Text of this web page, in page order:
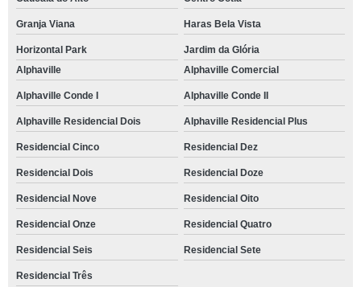
empresa de treinamento de comunicação empresarial Engenho Novo
treinamento comunicação empresarial marcar Residencial Park
empresa de treinamento comunicação empresarial Horizontal Park
empresa de treinamento emocional para empresa Residencial Dois
treinamento de comunicação empresarial marcar Jardim da Glória
empresa de treinamento emocional para empresa Residencial Seis
onde fazer treinamento e desenvolvimento empresarial Recanto dos Victor
treinamento emocional para colaborador agendar Santana
treinamento emocional para colaboradores agendar Alphaville Residencial
Granja Viana Haras Bela Vista
Horizontal Park
Jardim da Glória
Alphaville
Alphaville Comercial
Alphaville Conde I Alphaville Conde II
Alphaville Residencial Dois Alphaville Residencial Plus
Residencial Cinco Residencial Dez
Residencial Dois Residencial Doze
Residencial Nove Residencial Oito
Residencial Onze Residencial Quatro
Residencial Seis Residencial Sete
Residencial Três